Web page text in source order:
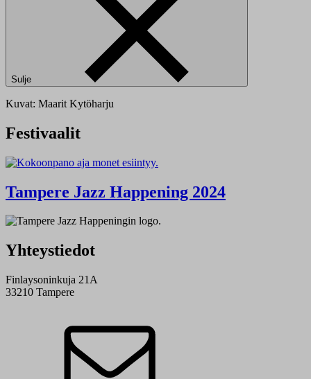
Sulje
Kuvat: Maarit Kytöharju
Festivaalit
Tampere Jazz Happening 2024
Yhteystiedot
Finlaysoninkuja 21A
33210 Tampere